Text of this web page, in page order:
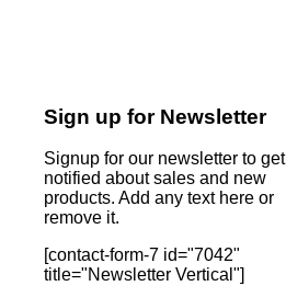
Sign up for Newsletter
Signup for our newsletter to get
notified about sales and new
products. Add any text here or
remove it.
[contact-form-7 id="7042"
title="Newsletter Vertical"]